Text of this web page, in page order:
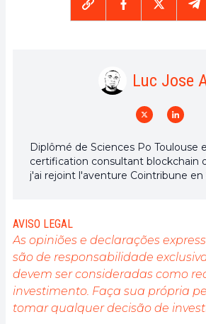
Luc Jose
Diplômé de Sciences Po Toulouse
certification consultant blockchain
j'ai rejoint l'aventure Cointribune en
l'engagement de sensibiliser et
public sur cet écosystème en
Mon objectif est de permettre à
comprendre la blockchain et de
opportunités qu'elle offre. Je
de fournir une analyse objective de
décrypter les tendances du marché,
dernières innovations
AVISO LEGAL
As opiniões e declarações
são de responsabilidade
devem ser consideradas como
investimento. Faça sua própria
tomar qualquer decisão de